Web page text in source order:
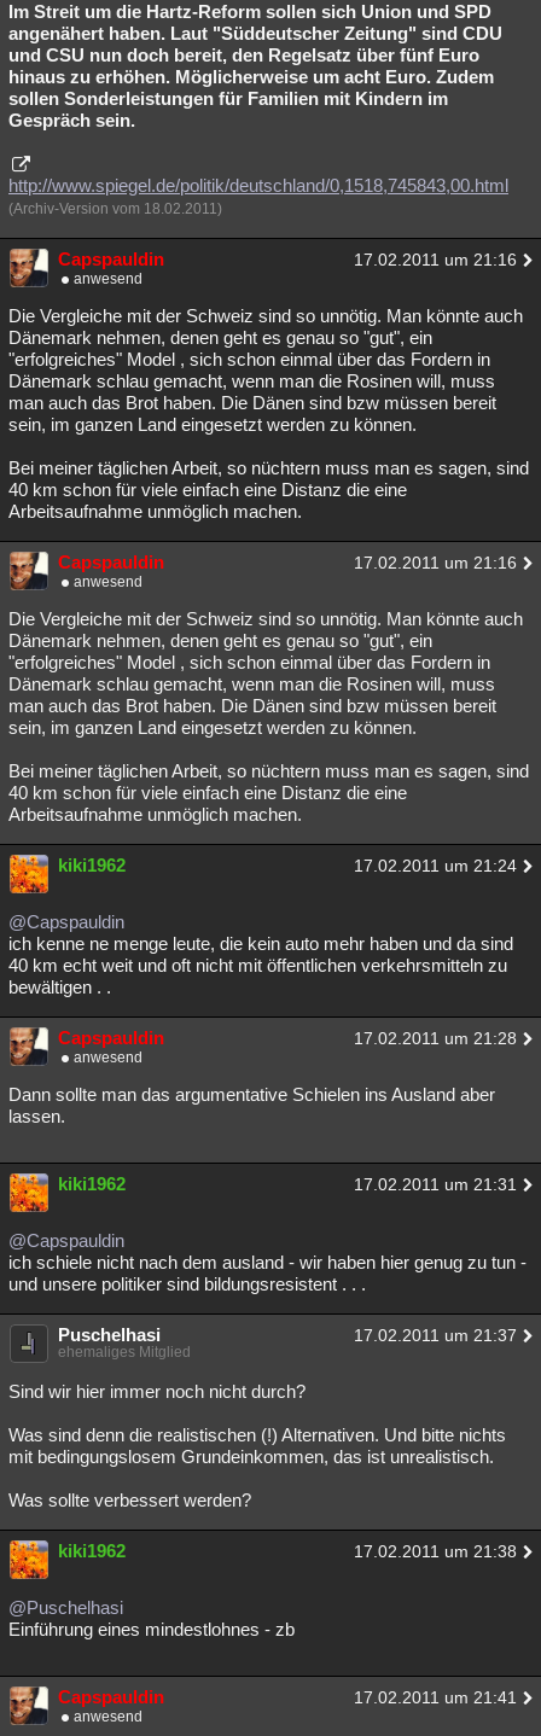
Im Streit um die Hartz-Reform sollen sich Union und SPD
angenähert haben. Laut "Süddeutscher Zeitung" sind CDU
und CSU nun doch bereit, den Regelsatz über fünf Euro
hinaus zu erhöhen. Möglicherweise um acht Euro. Zudem
sollen Sonderleistungen für Familien mit Kindern im
Gespräch sein.
http://www.spiegel.de/politik/deutschland/0,1518,745843,00.html
(Archiv-Version vom 18.02.2011)
Capspauldin 17.02.2011 um 21:16
anwesend
Die Vergleiche mit der Schweiz sind so unnötig. Man könnte auch
Dänemark nehmen, denen geht es genau so "gut", ein
"erfolgreiches" Model , sich schon einmal über das Fordern in
Dänemark schlau gemacht, wenn man die Rosinen will, muss
man auch das Brot haben. Die Dänen sind bzw müssen bereit
sein, im ganzen Land eingesetzt werden zu können.
Bei meiner täglichen Arbeit, so nüchtern muss man es sagen, sind
40 km schon für viele einfach eine Distanz die eine
Arbeitsaufnahme unmöglich machen.
Capspauldin 17.02.2011 um 21:16
anwesend
Die Vergleiche mit der Schweiz sind so unnötig. Man könnte auch
Dänemark nehmen, denen geht es genau so "gut", ein
"erfolgreiches" Model , sich schon einmal über das Fordern in
Dänemark schlau gemacht, wenn man die Rosinen will, muss
man auch das Brot haben. Die Dänen sind bzw müssen bereit
sein, im ganzen Land eingesetzt werden zu können.
Bei meiner täglichen Arbeit, so nüchtern muss man es sagen, sind
40 km schon für viele einfach eine Distanz die eine
Arbeitsaufnahme unmöglich machen.
kiki1962 17.02.2011 um 21:24
@Capspauldin
ich kenne ne menge leute, die kein auto mehr haben und da sind
40 km echt weit und oft nicht mit öffentlichen verkehrsmitteln zu
bewältigen . .
Capspauldin 17.02.2011 um 21:28
anwesend
Dann sollte man das argumentative Schielen ins Ausland aber
lassen.
kiki1962 17.02.2011 um 21:31
@Capspauldin
ich schiele nicht nach dem ausland - wir haben hier genug zu tun -
und unsere politiker sind bildungsresistent . . .
Puschelhasi 17.02.2011 um 21:37
ehemaliges Mitglied
Sind wir hier immer noch nicht durch?
Was sind denn die realistischen (!) Alternativen. Und bitte nichts
mit bedingungslosem Grundeinkommen, das ist unrealistisch.
Was sollte verbessert werden?
kiki1962 17.02.2011 um 21:38
@Puschelhasi
Einführung eines mindestlohnes - zb
Capspauldin 17.02.2011 um 21:41
anwesend